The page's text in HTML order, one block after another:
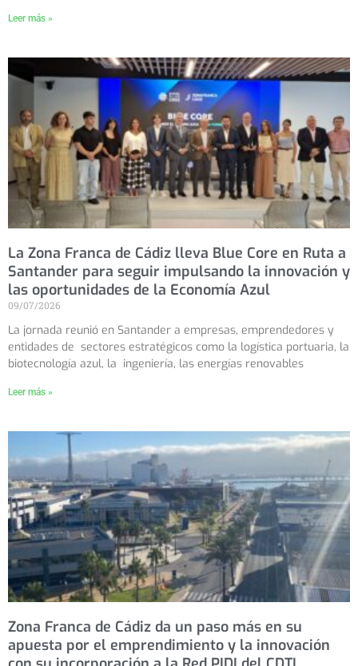
Leer más »
La Zona Franca de Cádiz lleva Blue Core en Ruta a
Santander para seguir impulsando la innovación y
las oportunidades de la Economía Azul
09/07/2026
La jornada reunió en Santander a empresas, emprendedores y
entidades de sectores estratégicos como la logística portuaria, la
biotecnología azul, la ingeniería, las energías renovables
Leer más »
Zona Franca de Cádiz da un paso más en su
apuesta por el emprendimiento y la innovación